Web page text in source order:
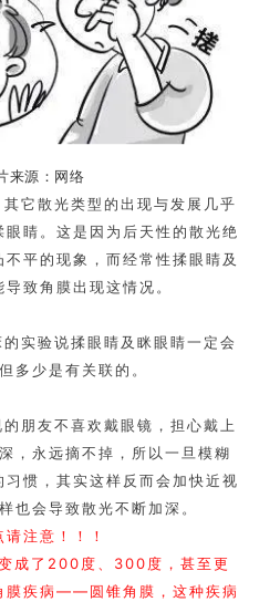
来源：网络
它散光类型的出现与发展几乎
睛。这是因为后天性的散光绝
平的现象，而经常性揉眼睛及
致角膜出现这情况。
实验说揉眼睛及眯眼睛一定会
多少是有关联的。
朋友不喜欢戴眼镜，担心戴上
，永远摘不掉，所以一旦模糊
惯，其实这样反而会加快近视
也会导致散光不断加深。
请注意！！！
成了200度、300度，甚至更
膜疾病——圆锥角膜，这种疾病